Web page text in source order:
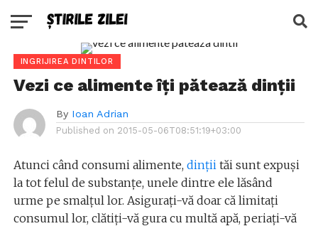
INGRIJIREA DINTILOR
Vezi ce alimente îţi pătează dinţii
By Ioan Adrian
Published on 2015-05-06T08:51:19+03:00
Atunci când consumi alimente, dinţii tăi sunt expuşi
la tot felul de substanţe, unele dintre ele lăsând
urme pe smalţul lor. Asiguraţi-vă doar că limitaţi
consumul lor, clătiţi-vă gura cu multă apă, periaţi-vă